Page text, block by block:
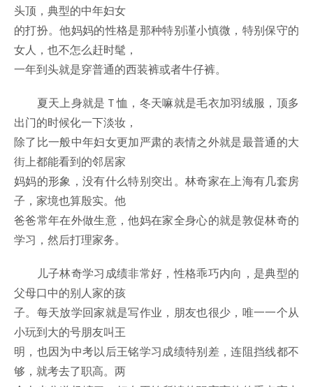
头顶，典型的中年妇女
的打扮。他妈妈的性格是那种特别谨小慎微，特别保守的
女人，也不怎么赶时髦，
一年到头就是穿普通的西装裤或者牛仔裤。
夏天上身就是Ｔ恤，冬天嘛就是毛衣加羽绒服，顶多
出门的时候化一下淡妆，
除了比一般中年妇女更加严肃的表情之外就是最普通的大
街上都能看到的邻居家
妈妈的形象，没有什么特别突出。林奇家在上海有几套房
子，家境也算殷实。他
爸爸常年在外做生意，他妈在家全身心的就是敦促林奇的
学习，然后打理家务。
儿子林奇学习成绩非常好，性格乖巧内向，是典型的
父母口中的别人家的孩
子。每天放学回家就是写作业，朋友也很少，唯一一个从
小玩到大的号朋友叫王
明，也因为中考以后王铭学习成绩特别差，连阻挡线都不
够，就考去了职高。两